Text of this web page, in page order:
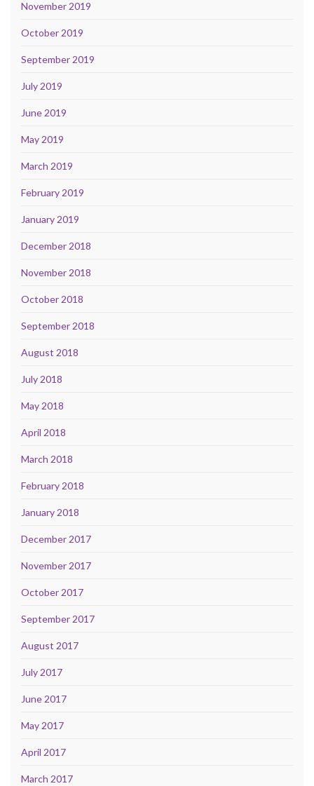
November 2019
October 2019
September 2019
July 2019
June 2019
May 2019
March 2019
February 2019
January 2019
December 2018
November 2018
October 2018
September 2018
August 2018
July 2018
May 2018
April 2018
March 2018
February 2018
January 2018
December 2017
November 2017
October 2017
September 2017
August 2017
July 2017
June 2017
May 2017
April 2017
March 2017